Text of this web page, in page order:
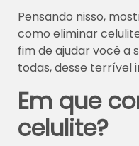
Pensando nisso,
como eliminar
fim de ajudar você a
todas, desse terrível
Em que
celulite?